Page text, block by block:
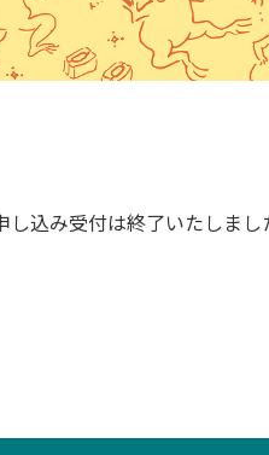
込み受付は終了いたしまし